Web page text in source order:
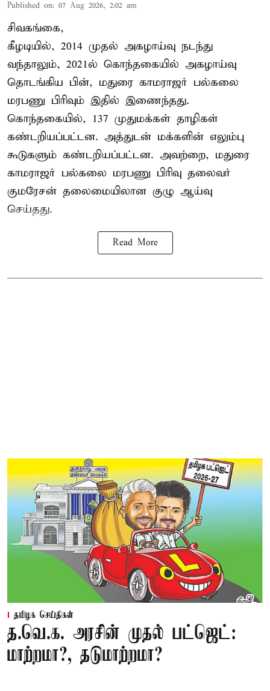
Published on: 07 Aug 2026, 2:02 am
சிவகங்கை,
கீழடியில், 2014 முதல் அகழாய்வு நடந்து
வந்தாலும், 2021ல் கொந்தகையில் அகழாய்வு
தொடங்கிய பின், மதுரை காமராஜர் பல்கலை
மரபணு பிரிவும் இதில் இணைந்தது.
கொந்தகையில், 137 முதுமக்கள் தாழிகள்
கண்டறியப்பட்டன. அத்துடன் மக்களின் எலும்பு
கூடுகளும் கண்டறியப்பட்டன. அவற்றை, மதுரை
காமராஜர் பல்கலை மரபணு பிரிவு தலைவர்
குமரேசன் தலைமையிலான குழு ஆய்வு
செய்தது.
Read More
தமிழக செய்திகள்
த.வெ.க. அரசின் முதல் பட்ஜெட்:
மாற்றமா?, தடுமாற்றமா?